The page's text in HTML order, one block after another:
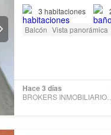
3 habitaciones
Balcón Vista panorámica
Hace 3 días
BROKERS